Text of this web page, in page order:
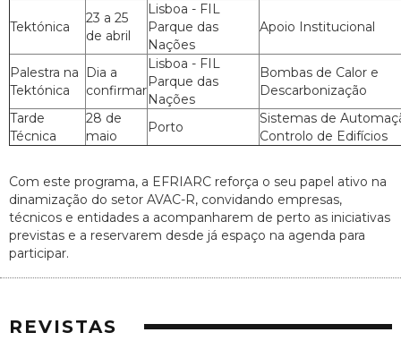
Tektónica
23 a 25
de abril
Lisboa - FIL
Parque das
Nações
Apoio Institucional
Palestra na
Tektónica
Dia a
confirmar
Lisboa - FIL
Parque das
Nações
Bombas de Calor e
Descarbonização
Tarde
Técnica
28 de
maio
Porto
Sistemas de
Controlo de Edifícios
Com este programa, a EFRIARC reforça o seu papel ativo na
dinamização do setor AVAC-R, convidando empresas,
técnicos e entidades a acompanharem de perto as iniciativas
previstas e a reservarem desde já espaço na agenda para
participar.
REVISTAS